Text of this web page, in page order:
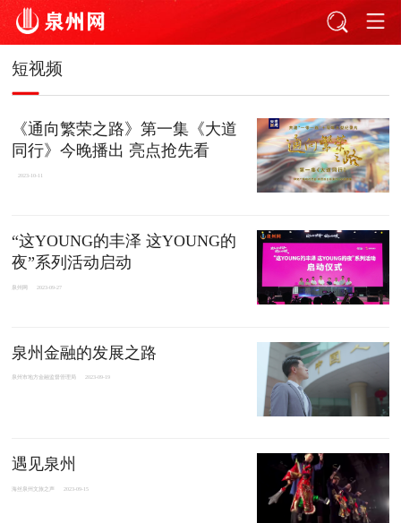
短视频
《通向繁荣之路》第一集《大道
同行》今晚播出 亮点抢先看
2023-10-11
“这YOUNG的丰泽 这YOUNG的
夜”系列活动启动
泉州网 2023-09-27
泉州金融的发展之路
泉州市地方金融监督管理局 2023-09-19
遇见泉州
海丝泉州文旅之声 2023-09-15